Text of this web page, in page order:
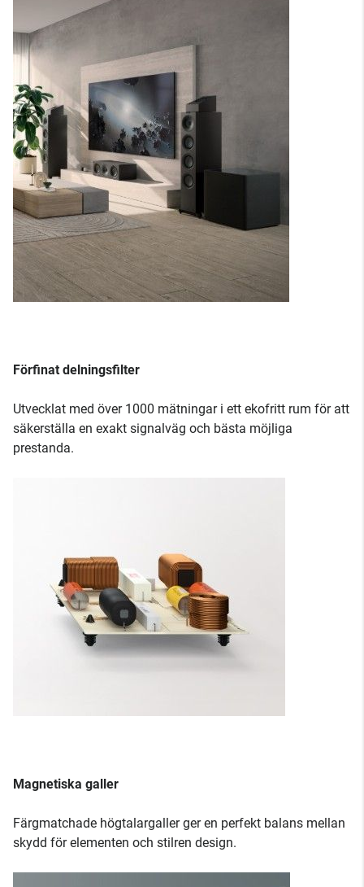
Förfinat delningsfilter
Utvecklat med över 1000 mätningar i ett ekofritt rum för att
säkerställa en exakt signalväg och bästa möjliga
prestanda.
Magnetiska galler
Färgmatchade högtalargaller ger en perfekt balans mellan
skydd för elementen och stilren design.